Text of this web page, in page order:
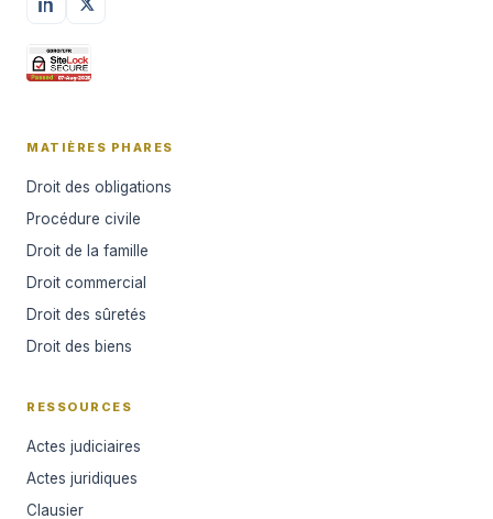
MATIÈRES PHARES
Droit des obligations
Procédure civile
Droit de la famille
Droit commercial
Droit des sûretés
Droit des biens
RESSOURCES
Actes judiciaires
Actes juridiques
Clausier